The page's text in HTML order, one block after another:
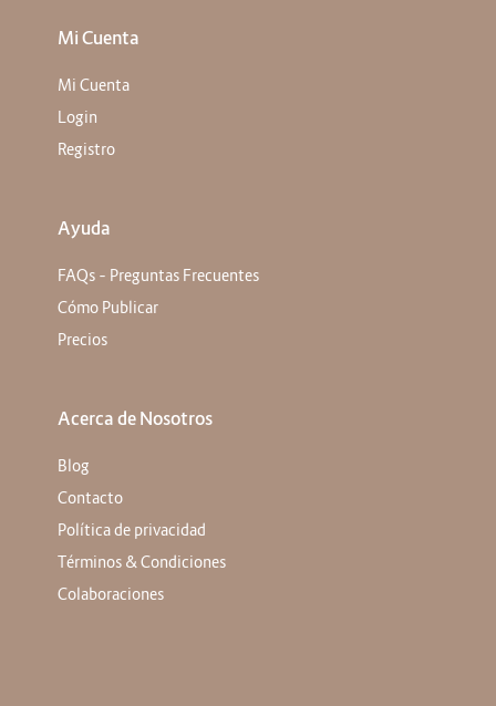
Mi Cuenta
Mi Cuenta
Login
Registro
Ayuda
FAQs – Preguntas Frecuentes
Cómo Publicar
Precios
Acerca de Nosotros
Blog
Contacto
Política de privacidad
Términos & Condiciones
Colaboraciones